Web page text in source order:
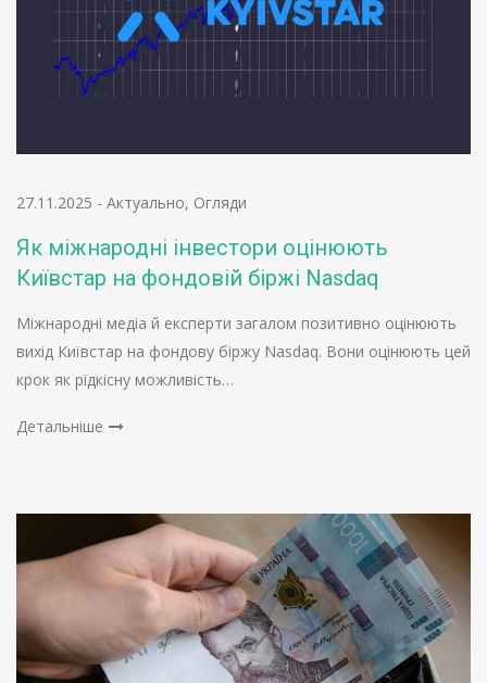
27.11.2025 - Актуально, Огляди
Як міжнародні інвестори оцінюють
Київстар на фондовій біржі Nasdaq
Міжнародні медіа й експерти загалом позитивно оцінюють
вихід Київстар на фондову біржу Nasdaq. Вони оцінюють цей
крок як рідкісну можливість…
Детальніше